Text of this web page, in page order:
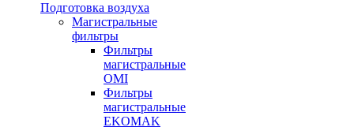
Подготовка воздуха
Магистральные
фильтры
Фильтры
магистральные
OMI
Фильтры
магистральные
EKOMAK